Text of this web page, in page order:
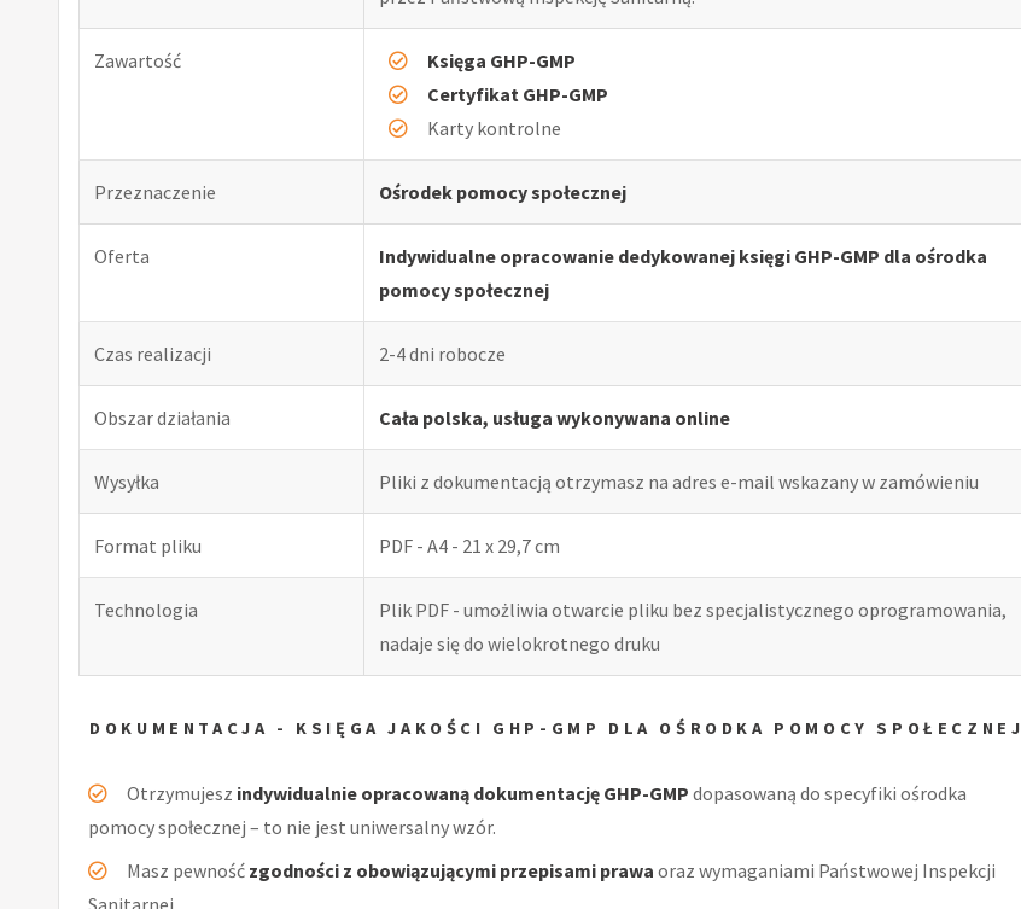
Zawartość
Księga GHP-GMP
Certyfikat GHP-GMP
Karty kontrolne
Przeznaczenie Ośrodek pomocy społecznej
Oferta
Indywidualne opracowanie dedykowanej księgi GHP-GMP dla ośrodka
pomocy społecznej
Czas realizacji 2-4 dni robocze
Obszar działania Cała polska, usługa wykonywana online
Wysyłka Pliki z dokumentacją otrzymasz na adres e-mail wskazany w zamówieniu
Format pliku PDF - A4 - 21 x 29,7 cm
Technologia
Plik PDF - umożliwia otwarcie pliku bez specjalistycznego oprogramowania,
nadaje się do wielokrotnego druku
DOKUMENTACJA - KSIĘGA JAKOŚCI GHP-GMP DLA OŚRODKA POMOCY SPOŁECZNEJ
Otrzymujesz indywidualnie opracowaną dokumentację GHP-GMP dopasowaną do specyfiki ośrodka
pomocy społecznej – to nie jest uniwersalny wzór.
Masz pewność zgodności z obowiązującymi przepisami prawa oraz wymaganiami Państwowej Inspekcji